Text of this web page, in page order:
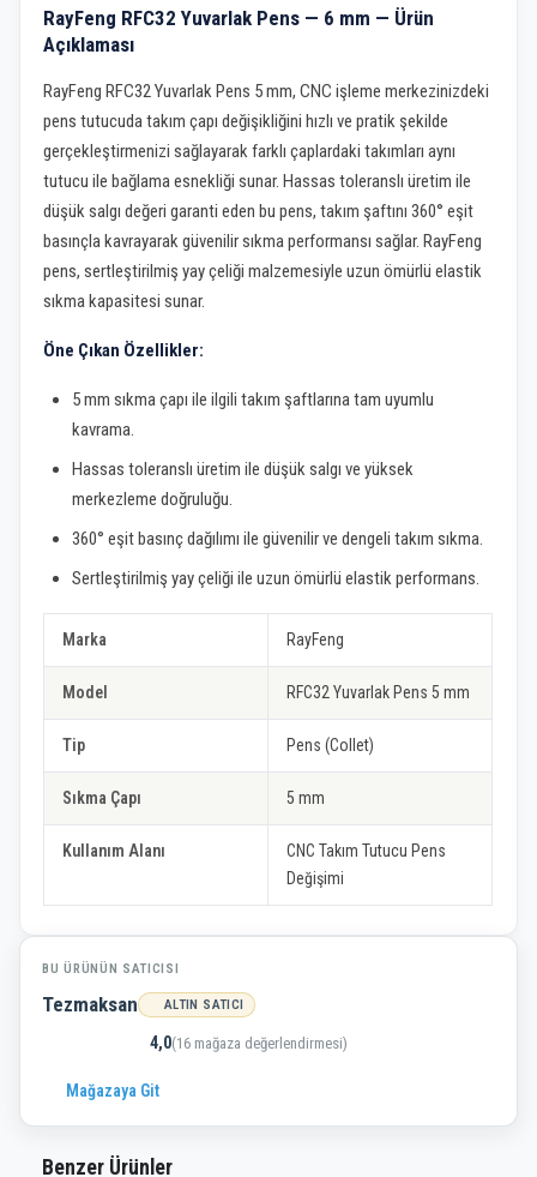
RayFeng RFC32 Yuvarlak Pens — 6 mm — Ürün
Açıklaması
RayFeng RFC32 Yuvarlak Pens 5 mm, CNC işleme merkezinizdeki
pens tutucuda takım çapı değişikliğini hızlı ve pratik şekilde
gerçekleştirmenizi sağlayarak farklı çaplardaki takımları aynı
tutucu ile bağlama esnekliği sunar. Hassas toleranslı üretim ile
düşük salgı değeri garanti eden bu pens, takım şaftını 360° eşit
basınçla kavrayarak güvenilir sıkma performansı sağlar. RayFeng
pens, sertleştirilmiş yay çeliği malzemesiyle uzun ömürlü elastik
sıkma kapasitesi sunar.
Öne Çıkan Özellikler:
5 mm sıkma çapı ile ilgili takım şaftlarına tam uyumlu
kavrama.
Hassas toleranslı üretim ile düşük salgı ve yüksek
merkezleme doğruluğu.
360° eşit basınç dağılımı ile güvenilir ve dengeli takım sıkma.
Sertleştirilmiş yay çeliği ile uzun ömürlü elastik performans.
Marka RayFeng
Model RFC32 Yuvarlak Pens 5 mm
Tip Pens (Collet)
Sıkma Çapı 5 mm
Kullanım Alanı
CNC Takım Tutucu Pens
Değişimi
BU ÜRÜNÜN SATICISI
Tezmaksan ALTIN SATICI
4,0(16 mağaza değerlendirmesi)
Mağazaya Git
Benzer Ürünler